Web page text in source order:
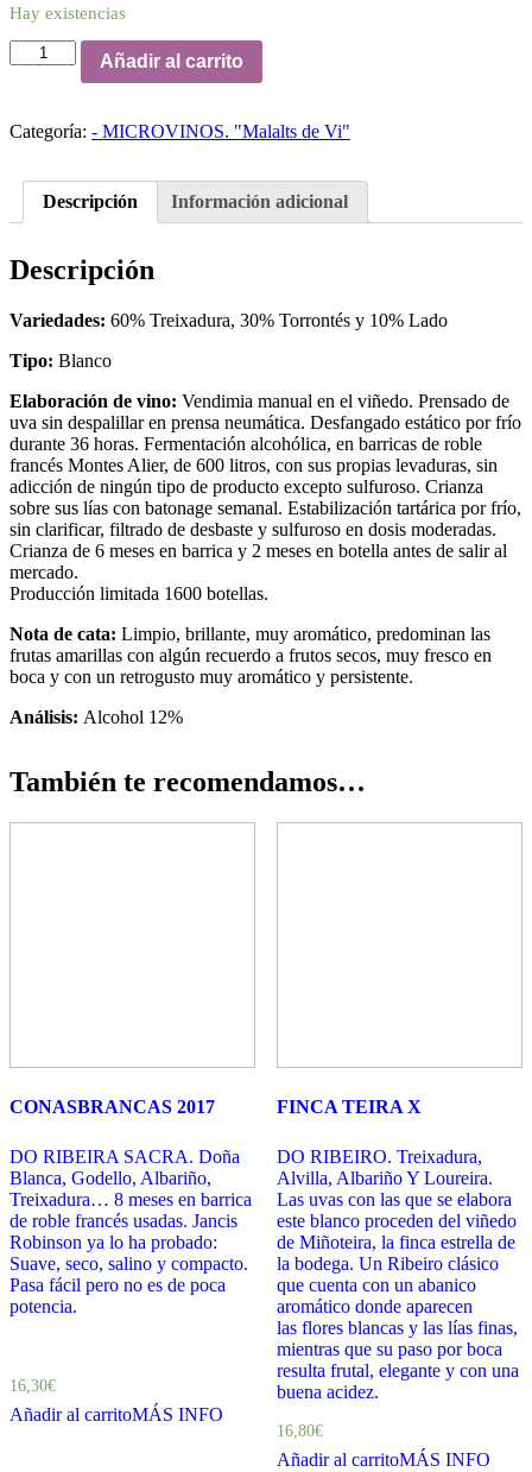
Hay existencias
ALBAROQUE
2016
Añadir al carrito
Categoría: - MICROVINOS. "Malalts de Vi"
Descripción Información adicional
Descripción
Variedades: 60% Treixadura, 30% Torrontés y 10% Lado
Tipo: Blanco
Elaboración de vino: Vendimia manual en el viñedo. Prensado de
uva sin despalillar en prensa neumática. Desfangado estático por frío
durante 36 horas. Fermentación alcohólica, en barricas de roble
francés Montes Alier, de 600 litros, con sus propias levaduras, sin
adicción de ningún tipo de producto excepto sulfuroso. Crianza
sobre sus lías con batonage semanal. Estabilización tartárica por frío,
sin clarificar, filtrado de desbaste y sulfuroso en dosis moderadas.
Crianza de 6 meses en barrica y 2 meses en botella antes de salir al
mercado.
Producción limitada 1600 botellas.
Nota de cata: Limpio, brillante, muy aromático, predominan las
frutas amarillas con algún recuerdo a frutos secos, muy fresco en
boca y con un retrogusto muy aromático y persistente.
Análisis: Alcohol 12%
También te recomendamos…
CONASBRANCAS 2017
DO RIBEIRA SACRA. Doña
Blanca, Godello, Albariño,
Treixadura… 8 meses en barrica
de roble francés usadas. Jancis
Robinson ya lo ha probado:
Suave, seco, salino y compacto.
Pasa fácil pero no es de poca
potencia.
16,30€
Añadir al carritoMÁS INFO
FINCA TEIRA X
DO RIBEIRO. Treixadura,
Alvilla, Albariño Y Loureira.
Las uvas con las que se elabora
este blanco proceden del viñedo
de Miñoteira, la finca estrella de
la bodega. Un Ribeiro clásico
que cuenta con un abanico
aromático donde aparecen
las flores blancas y las lías finas,
mientras que su paso por boca
resulta frutal, elegante y con una
buena acidez.
16,80€
Añadir al carritoMÁS INFO